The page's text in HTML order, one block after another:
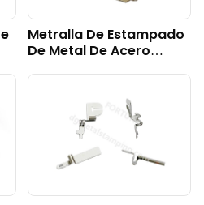
Metralla De Estampado
De Metal De Acero